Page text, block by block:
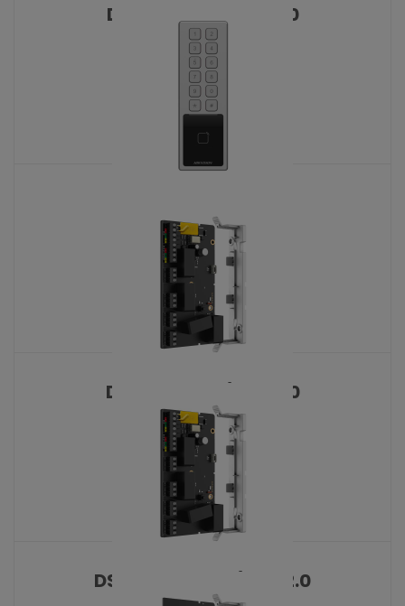
DS-PD512DT15AM 2.0
KATALOŠKI BROJ: 10432
KATALOŠKI BROJ: 10430
DS-PM501R4/Unit 2.0
KATALOŠKI BROJ: 10427
DS-PM501Z8T4/Unit 2.0